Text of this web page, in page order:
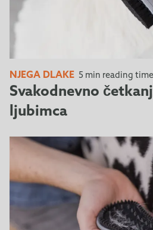
NJEGA DLAKE 5 min reading time
Svakodnevno
ljubimca